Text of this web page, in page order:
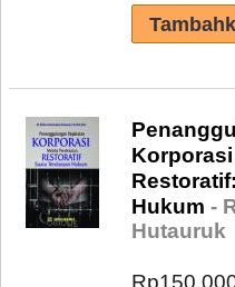
Hukum -
Hutauruk